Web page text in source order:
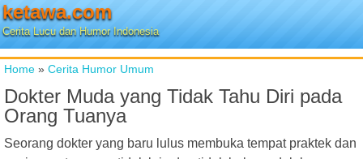
ketawa.com
Cerita Lucu dan Humor Indonesia
Home » Cerita Humor Umum
Dokter Muda yang Tidak Tahu Diri pada
Orang Tuanya
Seorang dokter yang baru lulus membuka tempat praktek dan